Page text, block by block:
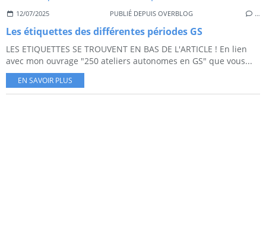
12/07/2025 PUBLIÉ DEPUIS OVERBLOG …
Les étiquettes des différentes périodes GS
LES ETIQUETTES SE TROUVENT EN BAS DE L'ARTICLE ! En lien
avec mon ouvrage "250 ateliers autonomes en GS" que vous...
EN SAVOIR PLUS